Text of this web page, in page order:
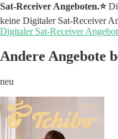
Sat-Receiver Angeboten.⭐️
keine Digitaler Sat-Receiver
Digitaler Sat-Receiver
Andere Angebote
neu